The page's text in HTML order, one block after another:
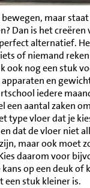
maar staat
Dan is het creëren
alternatief.
of niemand
ook nog een stuk
en
iedere
een aantal zaken
type vloer dat je
dat de vloer niet
maar ook moet
daarom voor
kans op een deuk of
een stuk kleiner is.